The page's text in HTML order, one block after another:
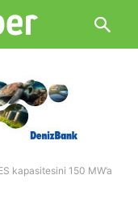
kapasitesini 150 MW’a